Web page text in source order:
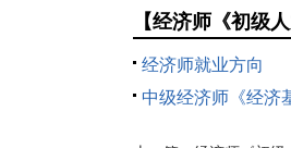
【经济师《初级
经济师就业方向
中级经济师《经济